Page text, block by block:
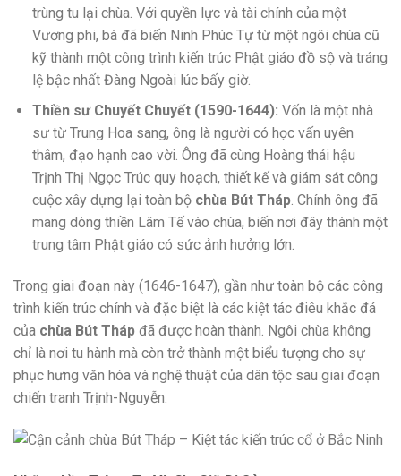
trùng tu lại chùa. Với quyền lực và tài chính của một
Vương phi, bà đã biến Ninh Phúc Tự từ một ngôi chùa cũ
kỹ thành một công trình kiến trúc Phật giáo đồ sộ và tráng
lệ bậc nhất Đàng Ngoài lúc bấy giờ.
Thiền sư Chuyết Chuyết (1590-1644): Vốn là một nhà
sư từ Trung Hoa sang, ông là người có học vấn uyên
thâm, đạo hạnh cao vời. Ông đã cùng Hoàng thái hậu
Trịnh Thị Ngọc Trúc quy hoạch, thiết kế và giám sát công
cuộc xây dựng lại toàn bộ chùa Bút Tháp. Chính ông đã
mang dòng thiền Lâm Tế vào chùa, biến nơi đây thành một
trung tâm Phật giáo có sức ảnh hưởng lớn.
Trong giai đoạn này (1646-1647), gần như toàn bộ các công
trình kiến trúc chính và đặc biệt là các kiệt tác điêu khắc đá
của chùa Bút Tháp đã được hoàn thành. Ngôi chùa không
chỉ là nơi tu hành mà còn trở thành một biểu tượng cho sự
phục hưng văn hóa và nghệ thuật của dân tộc sau giai đoạn
chiến tranh Trịnh-Nguyễn.